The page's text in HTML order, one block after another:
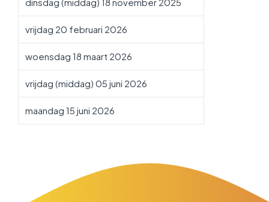
vrijdag 20 februari 2026
woensdag 18 maart 2026
vrijdag (middag) 05 juni 2026
maandag 15 juni 2026